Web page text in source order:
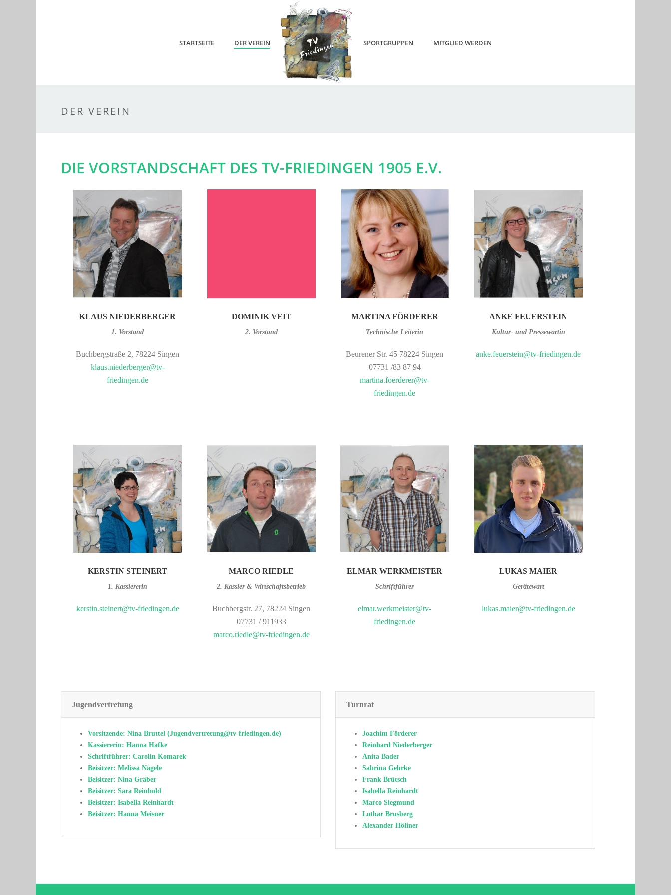
STARTSEITE DER VEREIN SPORTGRUPPEN MITGLIED WERDEN
DER VEREIN
DIE VORSTANDSCHAFT DES TV-FRIEDINGEN 1905 E.V.
KLAUS NIEDERBERGER
1. Vorstand
Buchbergstraße 2, 78224 Singen
klaus.niederberger@tv-
friedingen.de
DOMINIK VEIT
2. Vorstand
MARTINA FÖRDERER
Technische Leiterin
Beurener Str. 45 78224 Singen
07731 /83 87 94
martina.foerderer@tv-
friedingen.de
ANKE FEUERSTEIN
Kultur- und Pressewartin
anke.feuerstein@tv-friedingen.de
KERSTIN STEINERT
1. Kassiererin
kerstin.steinert@tv-friedingen.de
MARCO RIEDLE
2. Kassier & Wirtschaftsbetrieb
Buchbergstr. 27, 78224 Singen
07731 / 911933
marco.riedle@tv-friedingen.de
ELMAR WERKMEISTER
Schriftführer
elmar.werkmeister@tv-
friedingen.de
LUKAS MAIER
Gerätewart
lukas.maier@tv-friedingen.de
Jugendvertretung
Vorsitzende: Nina Bruttel (Jugendvertretung@tv-friedingen.de)
Kassiererin: Hanna Hafke
Schriftführer: Carolin Komarek
Beisitzer: Melissa Nägele
Beisitzer: Nina Gräber
Beisitzer: Sara Reinbold
Beisitzer: Isabella Reinhardt
Beisitzer: Hanna Meisner
Turnrat
Joachim Förderer
Reinhard Niederberger
Anita Bader
Sabrina Gehrke
Frank Brütsch
Isabella Reinhardt
Marco Siegmund
Lothar Brusberg
Alexander Höliner